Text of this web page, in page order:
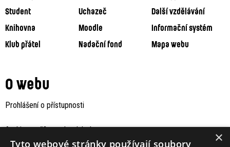
Student
Uchazeč
Další vzdělávání
Knihovna
Moodle
Informační systém
Klub přátel
Nadační fond Mapa webu
O webu
Prohlášení o přístupnosti
Archiv staršího webu Jaboku ×
Tyto webové stránky používají soubory